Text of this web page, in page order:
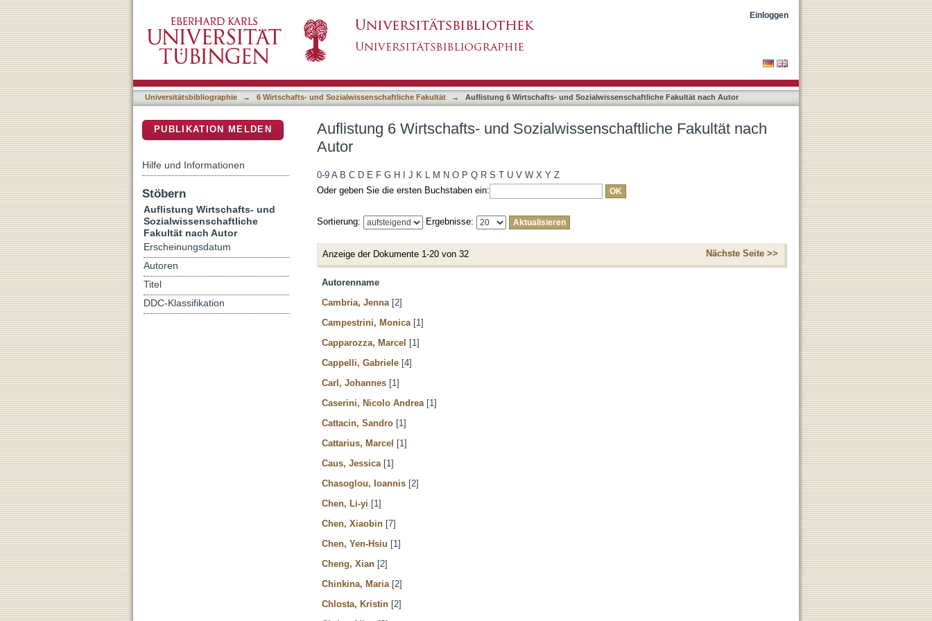
Einloggen
Universitätsbibliographie → 6 Wirtschafts- und Sozialwissenschaftliche Fakultät → Auflistung 6 Wirtschafts- und Sozialwissenschaftliche Fakultät nach Autor
Auflistung 6 Wirtschafts- und Sozialwissenschaftliche Fakultät nach
Autor
0-9 A B C D E F G H J K L M N O P Q R S T U V W X Y Z
Oder geben Sie die ersten Buchstaben ein:
Sortierung: Ergebnisse:
Anzeige der Dokumente 1-20 von 32 Nächste Seite >>
Autorenname
Cambria, Jenna [2]
Campestrini, Monica [1]
Capparozza, Marcel [1]
Cappelli, Gabriele [4]
Carl, Johannes [1]
Caserini, Nicolo Andrea [1]
Cattacin, Sandro [1]
Cattarius, Marcel [1]
Caus, Jessica [1]
Chasoglou, Ioannis [2]
Chen, Li-yi [1]
Chen, Xiaobin [7]
Chen, Yen-Hsiu [1]
Cheng, Xian [2]
Chinkina, Maria [2]
Chlosta, Kristin [2]
PUBLIKATION MELDEN
Hilfe und Informationen
Stöbern
Auflistung Wirtschafts- und
Sozialwissenschaftliche
Fakultät nach Autor
Erscheinungsdatum
Autoren
Titel
DDC-Klassifikation